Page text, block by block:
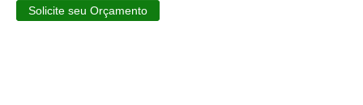
Solicite seu Orçamento